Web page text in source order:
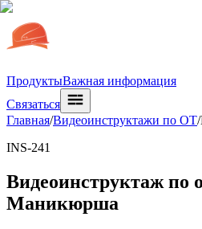
ПродуктыВажная информация
Связаться
Главная/Видеоинструктажи по ОТ/
INS-241
Видеоинструктаж по
Маникюрша